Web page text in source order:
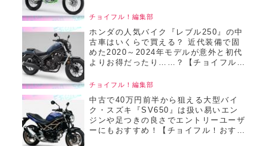
チ／22025年8月版】
チョイフル！編集部
ホンダの人気バイク『レブル250』の中
古車はいくらで買える？ 近代装備で固
めた2020～2024年モデルが意外と初代
よりお得だったり……？【チョイフル！
2025年6月版】
チョイフル！編集部
中古で40万円前半から狙える大型バイ
ク・スズキ『SV650』は扱い易いエン
ジンや足つきの良さでエントリーユーザ
ーにもおすすめ！【チョイフル！おすす